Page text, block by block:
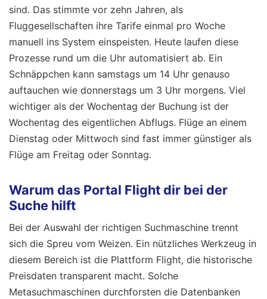
sind. Das stimmte vor zehn Jahren, als
Fluggesellschaften ihre Tarife einmal pro Woche
manuell ins System einspeisten. Heute laufen diese
Prozesse rund um die Uhr automatisiert ab. Ein
Schnäppchen kann samstags um 14 Uhr genauso
auftauchen wie donnerstags um 3 Uhr morgens. Viel
wichtiger als der Wochentag der Buchung ist der
Wochentag des eigentlichen Abflugs. Flüge an einem
Dienstag oder Mittwoch sind fast immer günstiger als
Flüge am Freitag oder Sonntag.
Warum das Portal Flight dir bei der
Suche hilft
Bei der Auswahl der richtigen Suchmaschine trennt
sich die Spreu vom Weizen. Ein nützliches Werkzeug in
diesem Bereich ist die Plattform Flight, die historische
Preisdaten transparent macht. Solche
Metasuchmaschinen durchforsten die Datenbanken